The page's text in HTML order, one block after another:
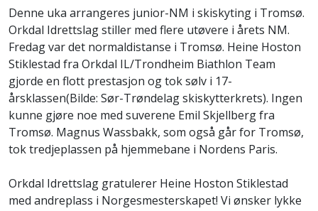
Denne uka arrangeres junior-NM i skiskyting i Tromsø.
Orkdal Idrettslag stiller med flere utøvere i årets NM.
Fredag var det normaldistanse i Tromsø. Heine Hoston
Stiklestad fra Orkdal IL/Trondheim Biathlon Team
gjorde en flott prestasjon og tok sølv i 17-
årsklassen(Bilde: Sør-Trøndelag skiskytterkrets). Ingen
kunne gjøre noe med suverene Emil Skjellberg fra
Tromsø. Magnus Wassbakk, som også går for Tromsø,
tok tredjeplassen på hjemmebane i Nordens Paris.
Orkdal Idrettslag gratulerer Heine Hoston Stiklestad
med andreplass i Norgesmesterskapet! Vi ønsker lykke